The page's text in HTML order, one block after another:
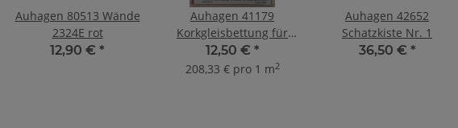
Auhagen 80513 Wände
2324E rot
12,90 € *
Auhagen 41179
Korkgleisbettung für
Weichen
12,50 € *
208,33 € pro 1 m2
Auhagen 42652
Schatzkiste Nr. 1
36,50 € *